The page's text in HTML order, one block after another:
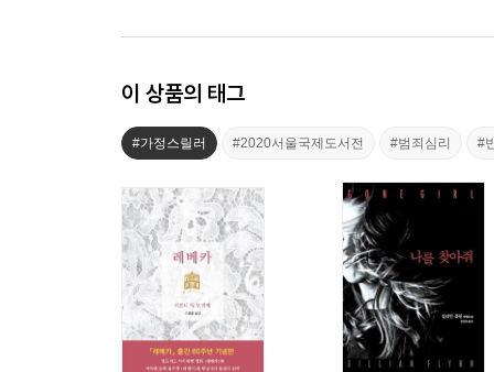
이 상품의 태그
#가정스릴러 #2020서울국제도서전 #범죄심리 #